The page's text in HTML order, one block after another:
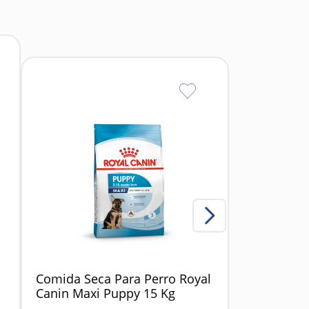
Comida Seca Para Perro Royal
Canin Maxi Puppy 15 Kg